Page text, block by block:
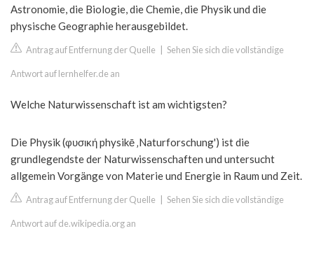
Astronomie, die Biologie, die Chemie, die Physik und die
physische Geographie herausgebildet.
Antrag auf Entfernung der Quelle Sehen Sie sich die vollständige
Antwort auf lernhelfer.de an
Welche Naturwissenschaft ist am wichtigsten?
Die Physik (φυσική physikē ‚Naturforschung') ist die
grundlegendste der Naturwissenschaften und untersucht
allgemein Vorgänge von Materie und Energie in Raum und Zeit.
Antrag auf Entfernung der Quelle Sehen Sie sich die vollständige
Antwort auf de.wikipedia.org an